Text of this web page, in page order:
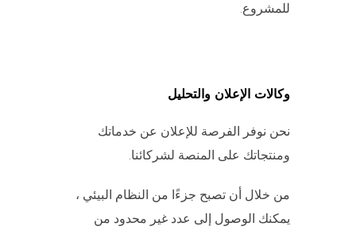
وكالات الإعلان والتحليل
نحن نوفر الفرصة للإعلان عن خدماتك
ومنتجاتك على المنصة لشركائنا.
من خلال أن تصبح جزءًا من النظام البيئي ،
يمكنك الوصول إلى عدد غير محدود من
للمشروع.